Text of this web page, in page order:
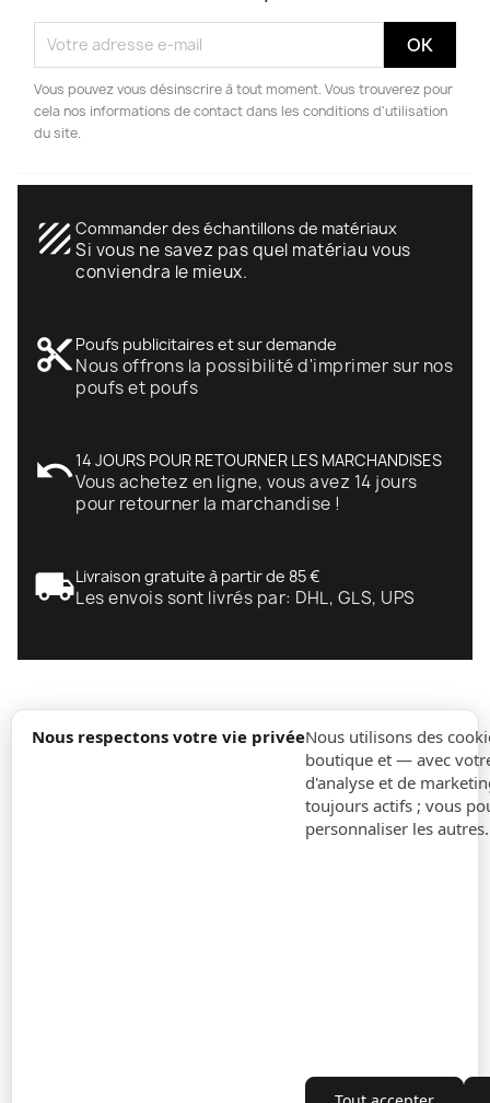
Nous respectons votre vie privéeNous utilisons des
boutique et — avec
d'analyse et de
toujours actifs ; vous
personnaliser les
Vous pouvez vous désinscrire à tout moment. Vous trouverez pour
cela nos informations de contact dans les conditions d'utilisation
du site.
texture Commander des échantillons de matériaux
Si vous ne savez pas quel matériau vous
conviendra le mieux.
content_cut Poufs publicitaires et sur demande
Nous offrons la possibilité d'imprimer sur nos
poufs et poufs
undo14 JOURS POUR RETOURNER LES MARCHANDISES
Vous achetez en ligne, vous avez 14 jours
pour retourner la marchandise !
local_shippingLivraison gratuite à partir de 85 €
Les envois sont livrés par: DHL, GLS, UPS
expand_more